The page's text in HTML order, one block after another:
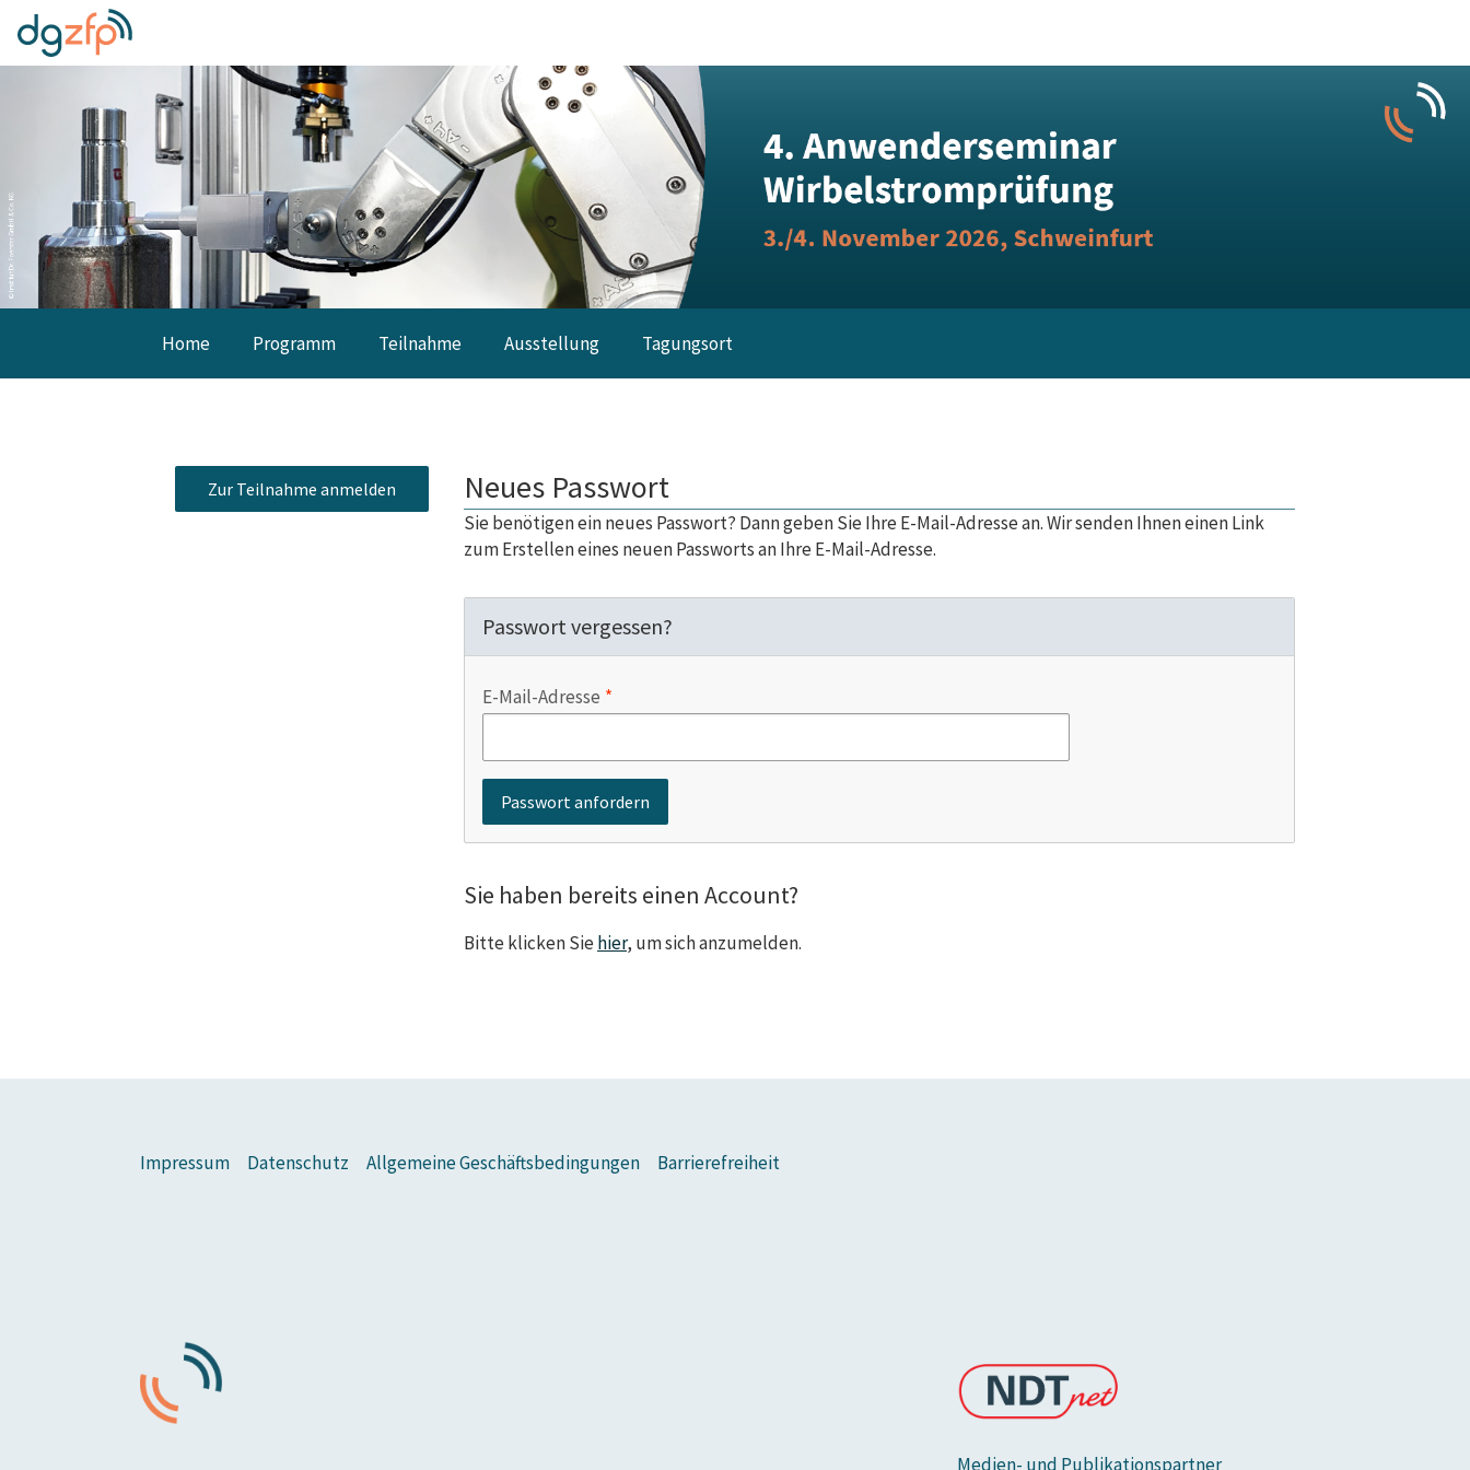
Home Programm Teilnahme Ausstellung Tagungsort
Zur Teilnahme anmelden Neues Passwort
Sie benötigen ein neues Passwort? Dann geben Sie Ihre E-Mail-Adresse an. Wir senden Ihnen einen Link
zum Erstellen eines neuen Passworts an Ihre E-Mail-Adresse.
Passwort vergessen?
E-Mail-Adresse
Sie haben bereits einen Account?
Bitte klicken Siehier, um sich anzumelden.
Impressum Datenschutz Allgemeine Geschäftsbedingungen Barrierefreiheit
Medien- und Publikationspartner